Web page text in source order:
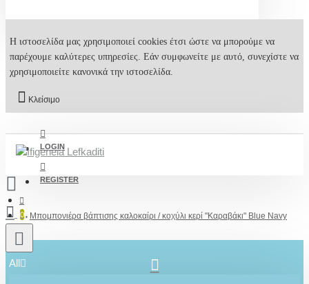
Η ιστοσελίδα μας χρησιμοποιεί cookies έτσι ώστε να μπορούμε να
παρέχουμε καλύτερες υπηρεσίες. Εάν συμφωνείτε με αυτό, συνεχίστε να
χρησιμοποιείτε κανονικά την ιστοσελίδα.
Κλείσιμο
LOGIN
REGISTER
0
All
Μπομπονιέρα βάπτισης καλοκαίρι / κοχύλι κερί "Καραβάκι" Blue Navy